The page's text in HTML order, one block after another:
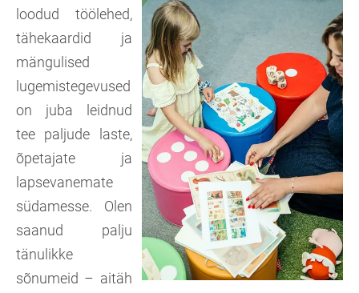
loodud töölehed,
tähekaardid ja
mängulised
lugemistegevused
on juba leidnud
tee paljude laste,
õpetajate ja
lapsevanemate
südamesse. Olen
saanud palju
tänulikke
sõnumeid – aitäh